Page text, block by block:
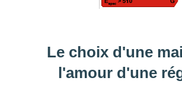
Le choix d'une
l'amour d'une